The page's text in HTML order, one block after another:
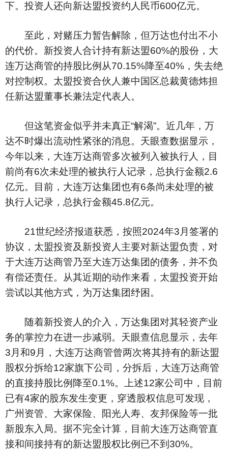
下。投资人还向新达盟投资约人民币600亿元。
至此，对赌压力暂告解除，但万达也付出不小
的代价。新投资人合计持有新达盟60%的股份，大
连万达商管的持股比例从70.15%降至40%，失去绝
对控制权。太盟投资合伙人兼中国区总裁黄德炜担
任新达盟董事长兼法定代表人。
但这笔资金似乎并未真正“解渴”。近几年，万
达不时爆出流动性紧张的消息。天眼查数据显示，
今年以来，大连万达商管多次被列入被执行人，目
前尚有6次未处理的被执行人记录，总执行金额2.6
亿元。目前，大连万达集团也有6条尚未处理的被
执行人记录，总执行金额45.8亿元。
21世纪经济报道获悉，按照2024年3月签署的
协议，太盟投资及新投资人主要对新达盟负责，对
于大连万达商管乃至大连万达集团的债务，并不负
有偿还责任。从其近期的动作来看，太盟投资开始
尝试以其他方式，为万达集团纾困。
随着新投资人的介入，万达集团对其轻资产业
务的掌控力在进一步减弱。天眼查信息显示，去年
3月和9月，大连万达商管曾两次将其持有的新达盟
股权分拆给12家旗下公司，分拆后，大连万达商管
的直接持股比例降至0.1%。上述12家公司中，目前
已有4家的股东发生变更，穿透股权信息可发现，
广州资管、大家保险、阳光人寿、友邦保险等一批
新股东入局。据不完全计算，目前大连万达商管直
接和间接持有的新达盟股权比例已不到30%。